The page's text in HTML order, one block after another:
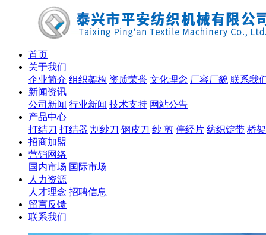
首页
关于我们
企业简介 组织架构 资质荣誉 文化理念 厂容厂貌 联系我
新闻资讯
公司新闻 行业新闻 技术支持 网站公告
产品中心
打结刀 打结器 割纱刀 钢皮刀 纱 剪 停经片 纺织锭带 桥
招商加盟
营销网络
国内市场 国际市场
人力资源
人才理念 招聘信息
留言反馈
联系我们